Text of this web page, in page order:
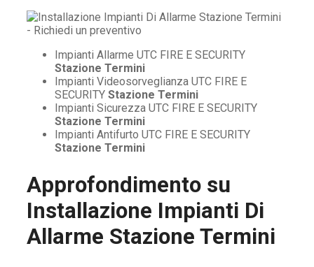
Impianti Allarme UTC FIRE E SECURITY
Stazione Termini
Impianti Videosorveglianza UTC FIRE E
SECURITY Stazione Termini
Impianti Sicurezza UTC FIRE E SECURITY
Stazione Termini
Impianti Antifurto UTC FIRE E SECURITY
Stazione Termini
Approfondimento su
Installazione Impianti Di
Allarme Stazione Termini